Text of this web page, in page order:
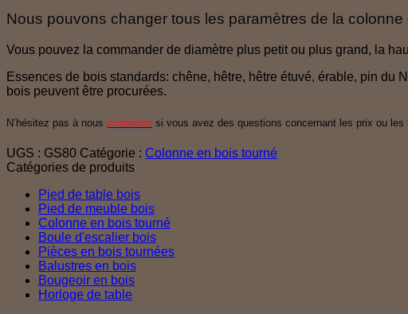
Nous pouvons changer tous les paramètres de la colonne
Vous pouvez la commander de diamètre plus petit ou plus grand, la
Essences de bois standards: chêne, hêtre, hêtre étuvé, érable, pin
bois peuvent être procurées.
N’hésitez pas à nous contactersi vous avez des questions concernant les prix ou les
UGS : GS80 Catégorie : Colonne en bois tourné
Catégories de produits
Pied de table bois
Pied de meuble bois
Colonne en bois tourné
Boule d'escalier bois
Pièces en bois tournées
Balustres en bois
Bougeoir en bois
Horloge de table